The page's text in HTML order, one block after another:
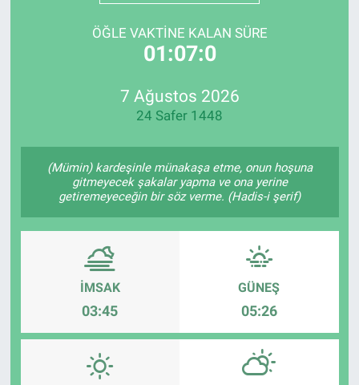
ÖĞLE VAKTINE KALAN SÜRE
01:07:0
7 Ağustos 2026
24 Safer 1448
(Mümin) kardeşinle münakaşa etme, onun hoşuna
gitmeyecek şakalar yapma ve ona yerine
getiremeyeceğin bir söz verme. (Hadis-i şerif)
İMSAK
03:45
GÜNEŞ
05:26